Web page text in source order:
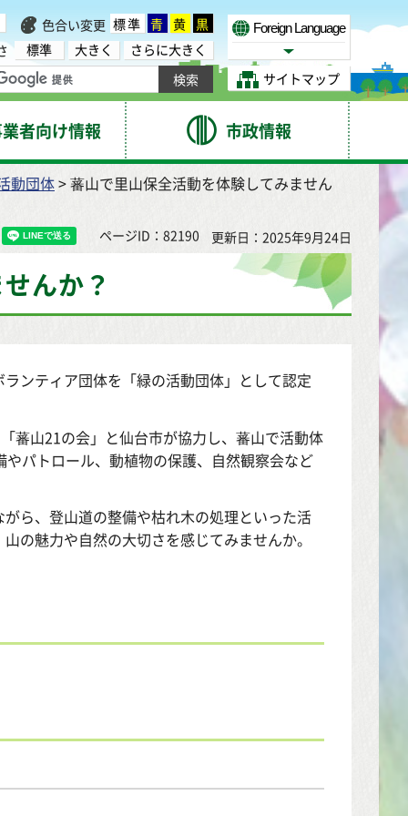
色合い変更 標準 青 黄 黒
標準 大きく さらに大きく
Foreign Language
Select Language
サイトマップ
者向け情報 市政情報
動団体> 蕃山で里山保全活動を体験してみません
ページID：82190 更新日：2025年9月24日
んか？
ンティア団体を「緑の活動団体」として認定
山21の会」と仙台市が協力し、蕃山で活動体
パトロール、動植物の保護、自然観察会など
ら、登山道の整備や枯れ木の処理といった活
の魅力や自然の大切さを感じてみませんか。